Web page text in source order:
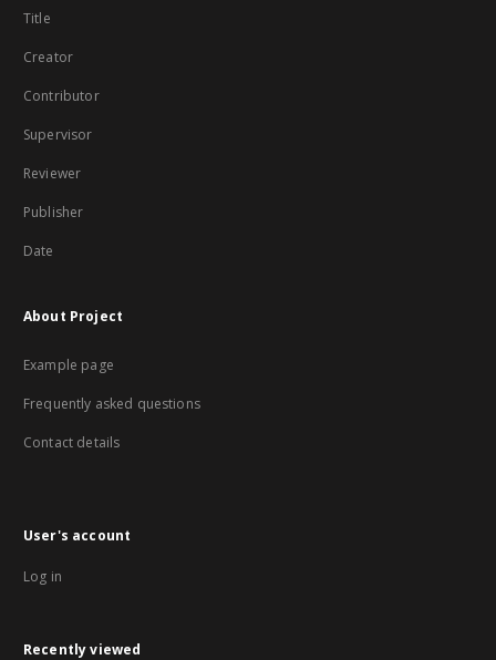
Title
Creator
Contributor
Supervisor
Reviewer
Publisher
Date
About Project
Example page
Frequently asked questions
Contact details
User's account
Log in
Recently viewed